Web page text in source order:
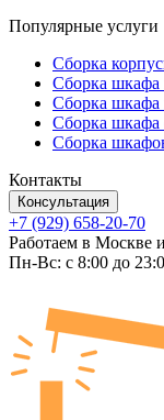
Популярные услуги
Сборка
Сборка шкафа
Сборка
Сборка шкафа
Сборка
Контакты
Консультация
+7 (929) 658-20-70
Работаем в Москве
Пн-Вс: c 8:00 до